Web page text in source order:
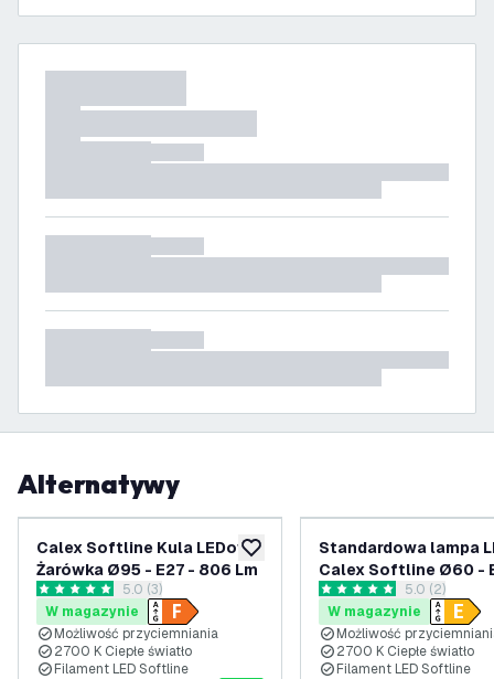
Alternatywy
dodaj do listy życzeń
Calex Softline Kula LEDowa
Żarówka Ø95 - E27 - 806 Lm
otwórz panel recenzji
5 Gwiazdki oceny
5.0 (3)
W magazynie
Możliwość przyciemniania
2700 K Ciepłe światło
Filament LED Softline
Standardowa lampa
Calex Softline Ø60 -
1055 Lmotwórz
5 Gwiazdki oceny
5.0 (2)
W magazynie
Możliwość
2700 K Ciepłe światło
Filament LED Softline